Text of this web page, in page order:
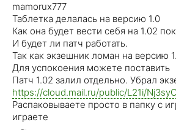
mamorux777
Таблетка делалась на версию 1.0
Как она будет вести себя на 1.02
И будет ли патч работать.
Так как экзешник ломан на версию
Для успокоения можете поставить
Патч 1.02 залил отдельно. Убрал
https://cloud.mail.ru/public/L21i/
Распаковываете просто в папку с
играете